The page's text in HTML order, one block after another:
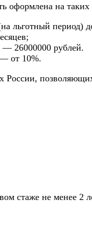
оформлена на таких
льготный период)
— 26000000 рублей.
— от 10%.
России,
стаже не менее 2